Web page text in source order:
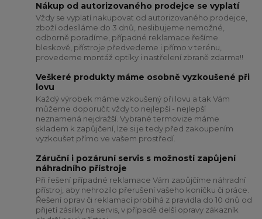
Nákup od autorizovaného prodejce se vyplatí
Vždy se vyplatí nakupovat od autorizovaného prodejce,
zboží odesíláme do 3 dnů, neslibujeme nemožné,
odborně poradíme, případné reklamace řešíme
bleskově, přístroje předvedeme i přímo v terénu,
provedeme montáž optiky i nastřelení zbraně zdarma!!
Veškeré produkty máme osobně vyzkoušené při
lovu
Každý výrobek máme vzkoušený při lovu a tak Vám
můžeme doporučit vždy to nejlepší - nejlepší
neznamená nejdražší. Vybrané termovize máme
skladem k zapůjčení, lze si je tedy před zakoupením
vyzkoušet přímo ve vašem prostředí.
Záruční i pozáruní servis s možností zapůjení
náhradního přístroje
Při řešení případné reklamace Vám zapůjčíme náhradní
přístroj, aby nehrozilo přerušení vašeho koníčku či práce.
Řešení oprav či reklamací probíhá z pravidla do 10 dnů od
přijetí zásilky na servis, v případě delší opravy zákazník